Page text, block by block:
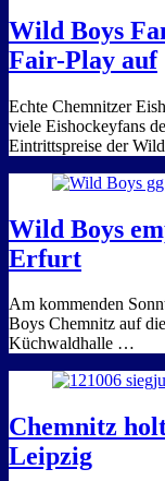
Wild Boys
Fair-Play auf
Echte Chemnitzer
viele Eishockeyfans
Eintrittspreise der
Wild Boys
Erfurt
Am kommenden
Boys Chemnitz auf
Küchwaldhalle …
Chemnitz
Leipzig